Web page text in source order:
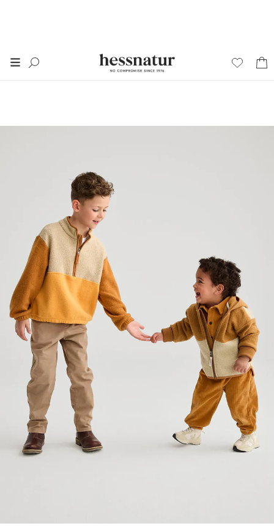
SALE